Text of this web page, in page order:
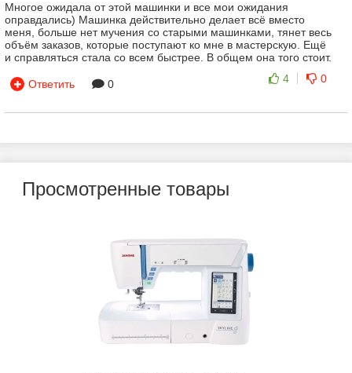
Многое ожидала от этой машинки и все мои ожидания
оправдались) Машинка действительно делает всё вместо
меня, больше нет мучения со старыми машинками, тянет весь
объём заказов, которые поступают ко мне в мастерскую. Ещё
и справляться стала со всем быстрее. В общем она того стоит.
Ответить 0 4 0
технологиями и обычными механическими машинками. Это
просто небо и земля. Я на дому шью подушки декоративные,
справлялась с некоторыми тканями, то это чудо техники
работает на все сто. У кого есть подобные машины, тот меня
Умеет все.
не обнаружила.
0
Просмотренные товары